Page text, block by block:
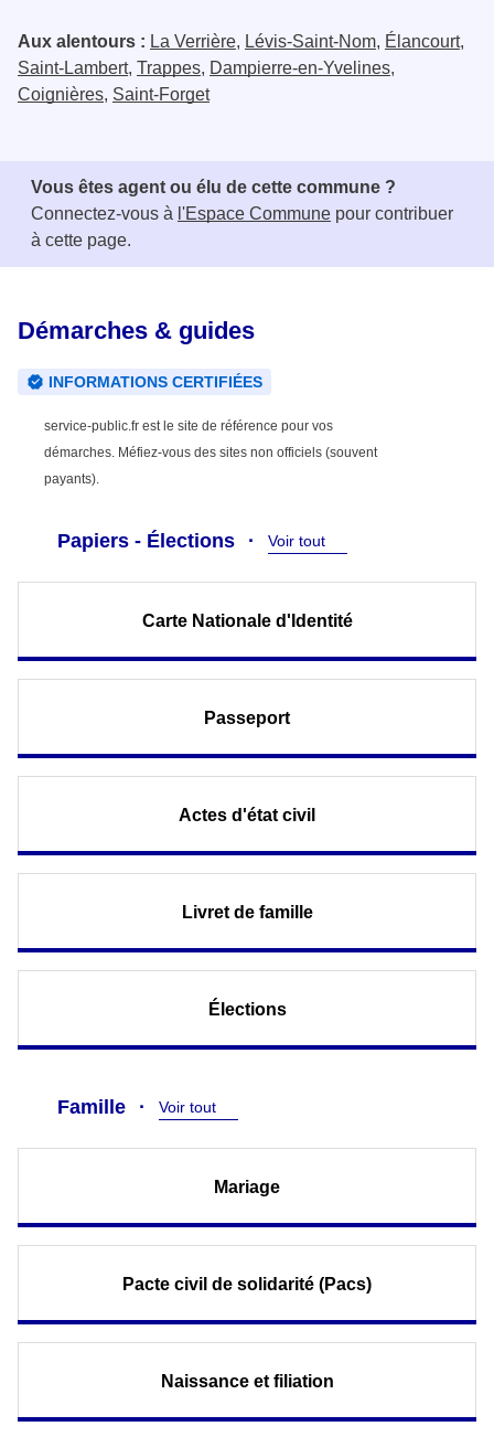
Aux alentours : La Verrière, Lévis-Saint-Nom, Élancourt,
Saint-Lambert, Trappes, Dampierre-en-Yvelines,
Coignières, Saint-Forget
Vous êtes agent ou élu de cette commune ?
Connectez-vous à l'Espace Commune pour contribuer
à cette page.
Démarches & guides
INFORMATIONS CERTIFIÉES
service-public.fr est le site de référence pour vos
démarches. Méfiez-vous des sites non officiels (souvent
payants).
Papiers - Élections Voir tout
Carte Nationale d'Identité
Passeport
Actes d'état civil
Livret de famille
Élections
Famille Voir tout
Mariage
Pacte civil de solidarité (Pacs)
Naissance et filiation